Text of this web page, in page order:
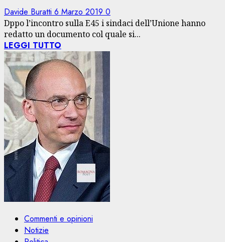
Davide Buratti 6 Marzo 2019 0
Dppo l’incontro sulla E45 i sindaci dell’Unione hanno
redatto un documento col quale si...
LEGGI TUTTO
Commenti e opinioni
Notizie